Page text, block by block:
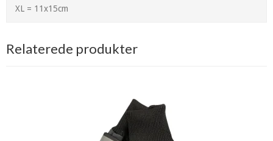
XL = 11x15cm
Relaterede produkter